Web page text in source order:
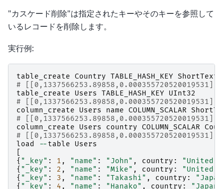
"カスケード削除"は指定されたキーやそのキーを参照して
いるレコードを削除します。
実行例:
table_create Country TABLE_HASH_KEY ShortText
#
table_create
Users TABLE_HASH_KEY
UInt32
#
column_create
Users name COLUMN_SCALAR
#
column_create
Users country COLUMN_SCALAR
#
load
-- table
Users
{ "_key" : 1 , "name" : "John" , country :
"United
{ "_key" : 2 , "name" : "Mike" , country :
"United
{ "_key" : 3 , "name" : "Takashi" , country :
{ "_key" : 4 , "name" : "Hanako" , country : "Japan"